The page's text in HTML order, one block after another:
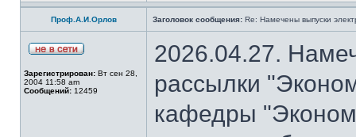
Проф.А.И.Орлов Заголовок сообщения: Re: Намечены выпуски
Зарегистрирован: Вт сен 28,
2004 11:58 am
Сообщений: 12459
2026.04.27.
рассылки
кафедры